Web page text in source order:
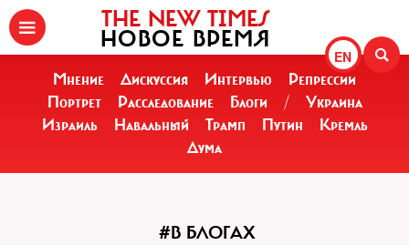
EN
THE NEW TIMES
НОВОЕ ВРЕМЯ
Мнение Дискуссия Интервью
Репрессии
Портрет
Расследование Блоги /
Украина
Израиль
Навальный Трамп Путин
Кремль
Дума
#В БЛОГАХ